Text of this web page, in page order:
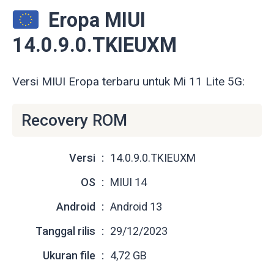
Eropa MIUI
14.0.9.0.TKIEUXM
Versi MIUI Eropa terbaru untuk Mi 11 Lite 5G:
Recovery ROM
Versi
14.0.9.0.TKIEUXM
OS
MIUI 14
Android
Android 13
Tanggal rilis
29/12/2023
Ukuran file
4,72 GB